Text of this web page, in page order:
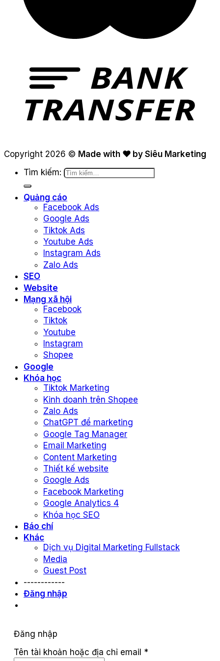
Copyright 2026 © Made with ❤ by Siêu Marketing
Tìm kiếm:
Quảng cáo
Facebook Ads
Google Ads
Tiktok Ads
Youtube Ads
Instagram Ads
Zalo Ads
SEO
Website
Mạng xã hội
Facebook
Tiktok
Youtube
Instagram
Shopee
Google
Khóa học
Tiktok Marketing
Kinh doanh trên Shopee
Zalo Ads
ChatGPT để marketing
Google Tag Manager
Email Marketing
Content Marketing
Thiết kế website
Google Ads
Facebook Marketing
Google Analytics 4
Khóa học SEO
Báo chí
Khác
Dịch vụ Digital Marketing Fullstack
Media
Guest Post
------------
Đăng nhập
Đăng nhập
Tên tài khoản hoặc địa chỉ email *